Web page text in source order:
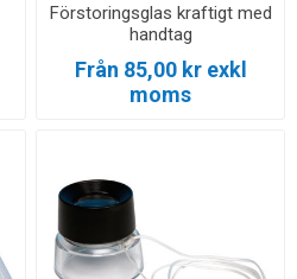
Förstoringsglas kraftigt med
handtag
Från 85,00 kr exkl
moms